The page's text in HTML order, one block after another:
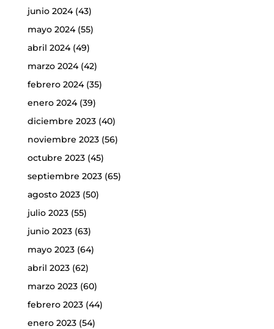
junio 2024(43)
mayo 2024(55)
abril 2024(49)
marzo 2024(42)
febrero 2024(35)
enero 2024(39)
diciembre 2023(40)
noviembre 2023(56)
octubre 2023(45)
septiembre 2023(65)
agosto 2023(50)
julio 2023(55)
junio 2023(63)
mayo 2023(64)
abril 2023(62)
marzo 2023(60)
febrero 2023(44)
enero 2023(54)